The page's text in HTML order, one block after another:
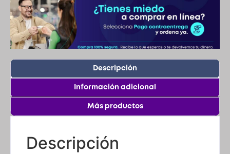
Descripción
Información adicional
Más productos
Descripción